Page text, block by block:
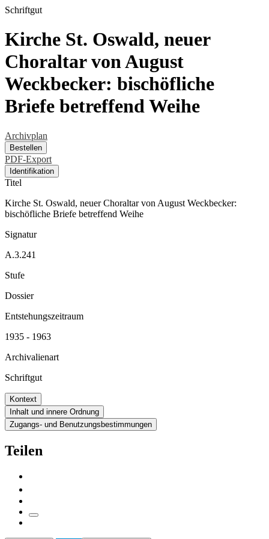
Schriftgut
Kirche St. Oswald, neuer
Choraltar von August
Weckbecker: bischöfliche
Briefe betreffend Weihe
Archivplan
Bestellen
PDF-Export
Identifikation
Titel
Kirche St. Oswald, neuer Choraltar von August Weckbecker:
bischöfliche Briefe betreffend Weihe
Signatur
A.3.241
Stufe
Dossier
Entstehungszeitraum
1935 - 1963
Archivalienart
Schriftgut
Kontext
Inhalt und innere Ordnung
Zugangs- und Benutzungsbestimmungen
Teilen